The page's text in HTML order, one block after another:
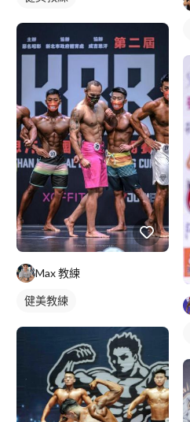
Max 教練
健美教練